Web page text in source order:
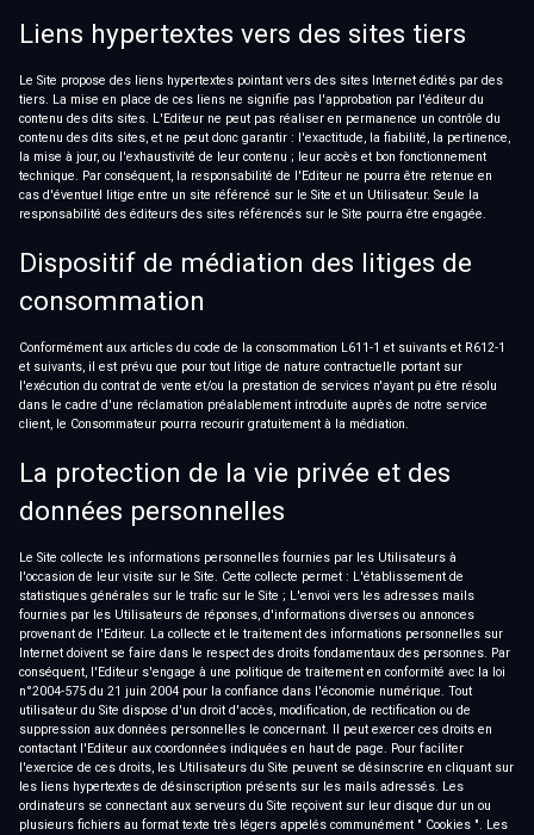
Liens hypertextes vers des sites tiers
Le Site propose des liens hypertextes pointant vers des sites Internet édités par des
tiers. La mise en place de ces liens ne signifie pas l'approbation par l'éditeur du
contenu des dits sites. L'Editeur ne peut pas réaliser en permanence un contrôle du
contenu des dits sites, et ne peut donc garantir : l'exactitude, la fiabilité, la pertinence,
la mise à jour, ou l'exhaustivité de leur contenu ; leur accès et bon fonctionnement
technique. Par conséquent, la responsabilité de l'Editeur ne pourra être retenue en
cas d'éventuel litige entre un site référencé sur le Site et un Utilisateur. Seule la
responsabilité des éditeurs des sites référencés sur le Site pourra être engagée.
Dispositif de médiation des litiges de
consommation
Conformément aux articles du code de la consommation L611-1 et suivants et R612-1
et suivants, il est prévu que pour tout litige de nature contractuelle portant sur
l'exécution du contrat de vente et/ou la prestation de services n'ayant pu être résolu
dans le cadre d'une réclamation préalablement introduite auprès de notre service
client, le Consommateur pourra recourir gratuitement à la médiation.
La protection de la vie privée et des
données personnelles
Le Site collecte les informations personnelles fournies par les Utilisateurs à
l'occasion de leur visite sur le Site. Cette collecte permet : L'établissement de
statistiques générales sur le trafic sur le Site ; L'envoi vers les adresses mails
fournies par les Utilisateurs de réponses, d'informations diverses ou annonces
provenant de l'Editeur. La collecte et le traitement des informations personnelles sur
Internet doivent se faire dans le respect des droits fondamentaux des personnes. Par
conséquent, l'Editeur s'engage à une politique de traitement en conformité avec la loi
n°2004-575 du 21 juin 2004 pour la confiance dans l'économie numérique. Tout
utilisateur du Site dispose d'un droit d'accès, modification, de rectification ou de
suppression aux données personnelles le concernant. Il peut exercer ces droits en
contactant l'Editeur aux coordonnées indiquées en haut de page. Pour faciliter
l'exercice de ces droits, les Utilisateurs du Site peuvent se désinscrire en cliquant sur
les liens hypertextes de désinscription présents sur les mails adressés. Les
ordinateurs se connectant aux serveurs du Site reçoivent sur leur disque dur un ou
plusieurs fichiers au format texte très légers appelés communément " Cookies ". Les